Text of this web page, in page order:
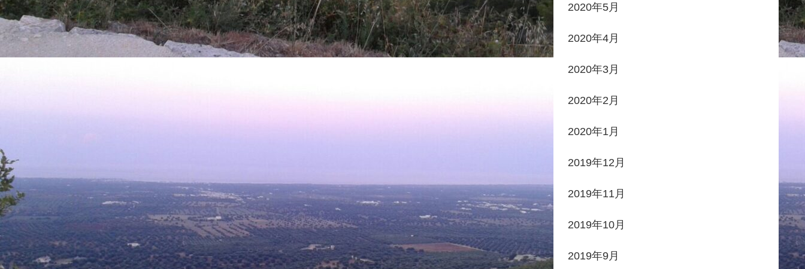
2020年5月
2020年4月
2020年3月
2020年2月
2020年1月
2019年12月
2019年11月
2019年10月
2019年9月